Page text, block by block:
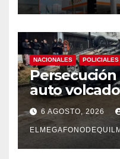
NACIONALES POLICIALES
auto
detenidos
Solano
6 AGOSTO, 2026